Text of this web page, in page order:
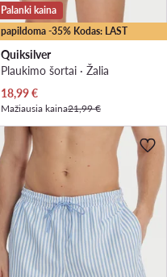
papildoma -35% Kodas: LAST
Palanki kaina
Quiksilver
Plaukimo šortai · Žalia
Dabartinė kaina
18,99€
Mažiausia kaina21,99 €